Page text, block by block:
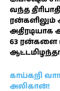
வந்த
ரன்களிலும்
63 ரன்களை
காய்கறி
அலிகான்!